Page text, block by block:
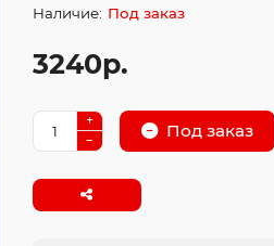
Под заказ
3240р.
Под заказ